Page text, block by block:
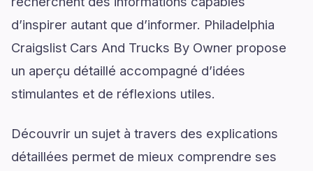
d’inspirer autant que d’informer. Philadelphia
Craigslist Cars And Trucks By Owner propose
un aperçu détaillé accompagné d’idées
stimulantes et de réflexions utiles.
Découvrir un sujet à travers des explications
détaillées permet de mieux comprendre ses